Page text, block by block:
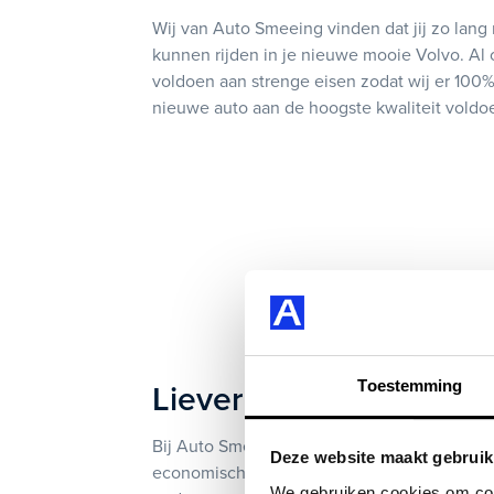
Toestemming
Deze website maakt
Wij van Auto Smeeing vinden dat jij zo
kunnen rijden in je nieuwe mooie Volvo. Al
voldoen aan strenge eisen zodat wij er
nieuwe auto aan de hoogste kwaliteit
Liever een Volvo
Bij Auto Smeeing heb je de mogelijkheid
economisch eigenaar van de auto. Dit